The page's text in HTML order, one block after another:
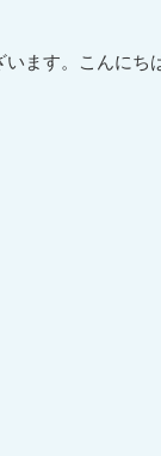
ます。こんにち